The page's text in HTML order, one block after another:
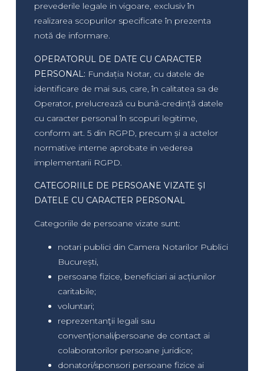
prevederile legale in vigoare, exclusiv în
realizarea scopurilor specificate în prezenta
notă de informare.
OPERATORUL DE DATE CU CARACTER
PERSONAL: Fundația Notar, cu datele de
identificare de mai sus, care, în calitatea sa de
Operator, prelucrează cu bună-credință datele
cu caracter personal în scopuri legitime,
conform art. 5 din RGPD, precum și a actelor
normative interne aprobate in vederea
implementarii RGPD.
CATEGORIILE DE PERSOANE VIZATE ŞI
DATELE CU CARACTER PERSONAL
Categoriile de persoane vizate sunt:
notari publici din Camera Notarilor Publici
București,
persoane fizice, beneficiari ai acțiunilor
caritabile;
voluntari;
reprezentanţii legali sau
convenționali/persoane de contact ai
colaboratorilor persoane juridice;
donatori/sponsori persoane fizice ai